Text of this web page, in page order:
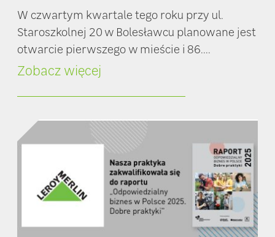
W czwartym kwartale tego roku przy ul.
Staroszkolnej 20 w Bolesławcu planowane jest
otwarcie pierwszego w mieście i 86....
Zobacz więcej